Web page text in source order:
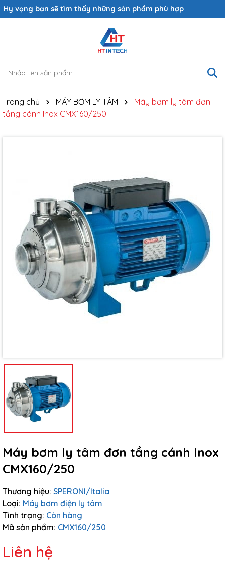
Hy vọng bạn sẽ tìm thấy những sản phẩm phù hợp
Trang chủ MÁY BƠM LY TÂM
Máy bơm ly tâm đơn
tầng cánh Inox CMX160/250
Máy bơm ly tâm đơn tầng cánh Inox
CMX160/250
Thương hiệu: SPERONI/Italia
Loại: Máy bơm điện ly tâm
Tình trạng: Còn hàng
Mã sản phẩm: CMX160/250
Liên hệ